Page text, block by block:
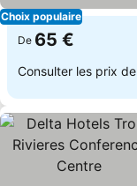
Choix populaire
De 65 €
Consulter les prix de